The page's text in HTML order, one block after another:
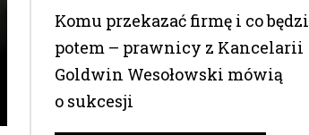
Komu przekazać firmę i co
potem – prawnicy z Kancelarii
Goldwin Wesołowski mówią
o sukcesji